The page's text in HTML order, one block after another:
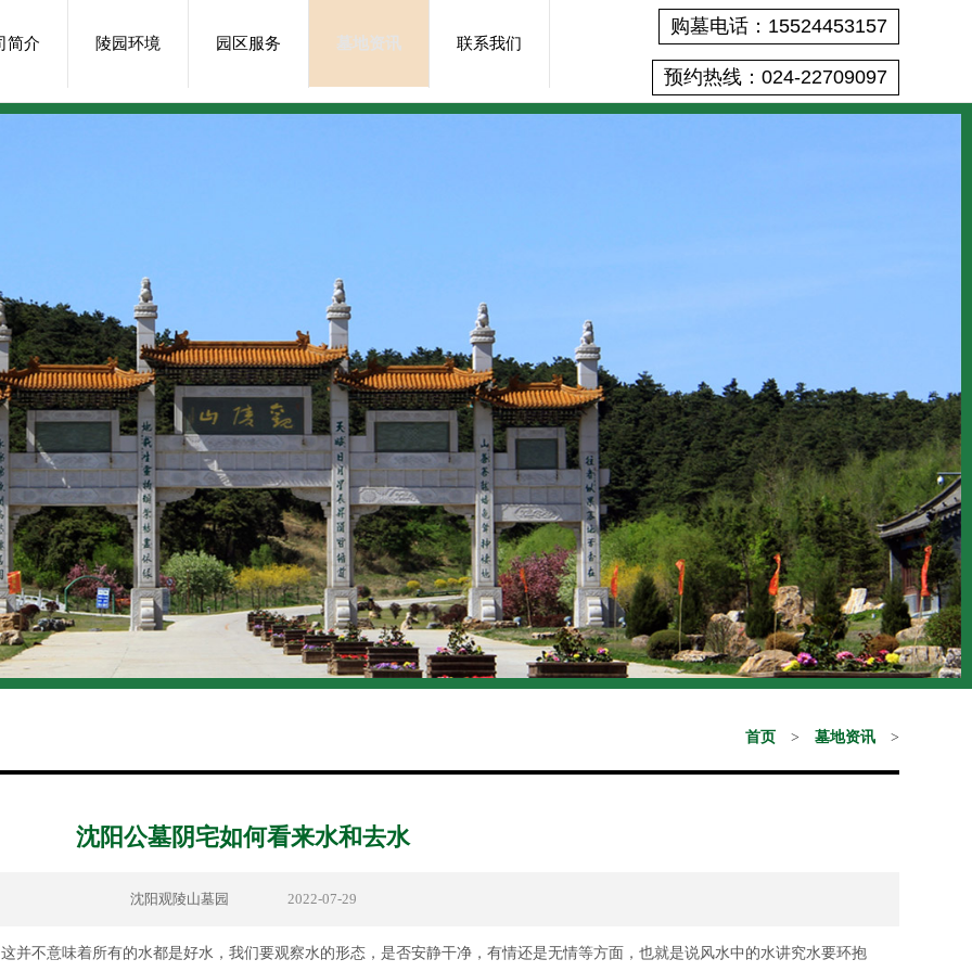
简介 陵园环境 园区服务 墓地资讯 联系我们
购墓电话：15524453157
预约热线：024-22709097
首页 > 墓地资讯 >
沈阳公墓阴宅如何看来水和去水
沈阳观陵山墓园 2022-07-29
不意味着所有的水都是好水，我们要观察水的形态，是否安静干净，有情还是无情等方面，也就是说风水中的水讲究水要环抱